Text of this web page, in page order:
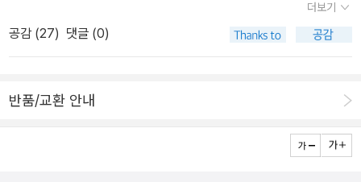
악했고 부패검찰은 한국 부패의 상징이 되었다. 박근혜 정부의 검찰
은 정윤회 사건의 진실을 외면했고, 김기춘-우병우 등 검찰 출신 청와
대 라인에 의해 검찰 조직이 장악되기도 했다. 김기춘과 우병우는 권
혜 정부에서 검찰은 이전의 정치검찰, 부패검찰의 모습을 넘어 극단
확인된 것이다. 국정농단 사태를 거치면서 검찰개혁이 적폐 청산의 1
다. 이런 안내서는 분야별 시리즈로 나와도 좋겠다. 가령 현재 총파업
이 진행중인 방송계만 하더라도 그렇다. 방송과 언론개혁의 청사진이
제시된다면, 아니 이런 건 정부에서 이미 갖고 있을 테지만, 국민의 이
계의 묵은 적폐는 무엇인지 문득 궁금하군. 무엇을 개선하고 개혁해
야 출판선진국, 독서문화 선진국이 될 수 있는지에 대해서도 안내서
더보기
공감 (27) 댓글 (0)
반품/교환 안내